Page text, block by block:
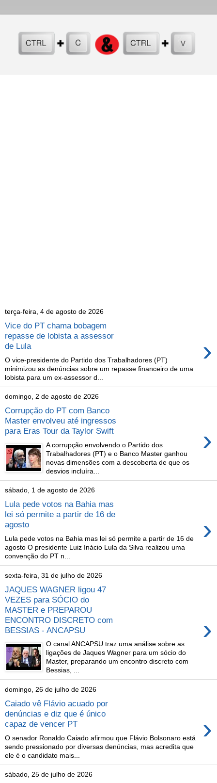
terça-feira, 4 de agosto de 2026
Vice do PT chama bobagem
repasse de lobista a assessor
de Lula
›
O vice-presidente do Partido dos Trabalhadores (PT)
minimizou as denúncias sobre um repasse financeiro de uma
lobista para um ex-assessor d...
domingo, 2 de agosto de 2026
Corrupção do PT com Banco
Master envolveu até ingressos
para Eras Tour da Taylor Swift
›
A corrupção envolvendo o Partido dos
Trabalhadores (PT) e o Banco Master ganhou
novas dimensões com a descoberta de que os
desvios incluíra...
sábado, 1 de agosto de 2026
Lula pede votos na Bahia mas
lei só permite a partir de 16 de
agosto
›
Lula pede votos na Bahia mas lei só permite a partir de 16 de
agosto O presidente Luiz Inácio Lula da Silva realizou uma
convenção do PT n...
sexta-feira, 31 de julho de 2026
JAQUES WAGNER ligou 47
VEZES para SÓCIO do
MASTER e PREPAROU
ENCONTRO DISCRETO com
BESSIAS - ANCAPSU
›
O canal ANCAPSU traz uma análise sobre as
ligações de Jaques Wagner para um sócio do
Master, preparando um encontro discreto com
Bessias, ...
domingo, 26 de julho de 2026
Caiado vê Flávio acuado por
denúncias e diz que é único
capaz de vencer PT
›
O senador Ronaldo Caiado afirmou que Flávio Bolsonaro está
sendo pressionado por diversas denúncias, mas acredita que
ele é o candidato mais...
sábado, 25 de julho de 2026